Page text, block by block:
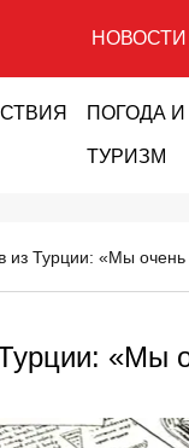
НОВОСТИ
ПОГОДА И
ТУРИЗМ
из Турции: «Мы
«Мы